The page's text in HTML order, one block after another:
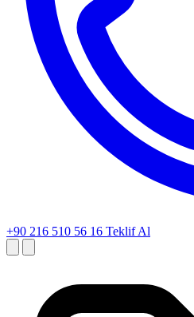
+90 216 510 56 16 Teklif Al